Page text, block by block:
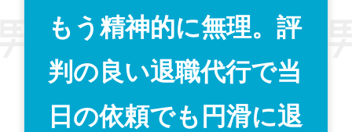
もう精神的に無理。評
判の良い退職代行で当
日の依頼でも円滑に退